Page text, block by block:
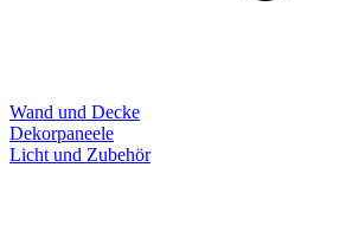
Wand und Decke
Dekorpaneele
Licht und Zubehör